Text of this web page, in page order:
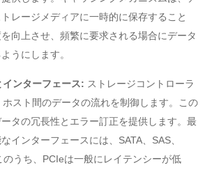
レージメディアに一時的に保存すること
向上させ、頻繁に要求される場合にデータ
うにします。
ンターフェース: ストレージコントローラ
ホスト間のデータの流れを制御します。この
タの冗長性とエラー訂正を提供します。最
インターフェースには、SATA、SAS、
のうち、PCIeは一般にレイテンシーが低